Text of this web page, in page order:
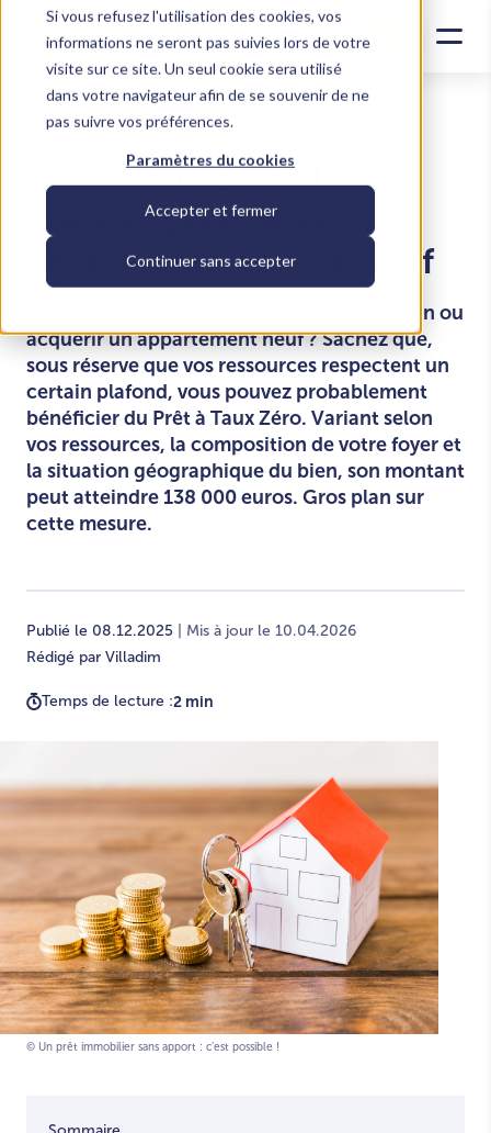
Si vous refusez l'utilisation des cookies, vos
informations ne seront pas suivies lors de votre
visite sur ce site. Un seul cookie sera utilisé
dans votre navigateur afin de se souvenir de ne
pas suivre vos préférences.
Paramètres du cookies
Accepter et fermer
Continuer sans accepter
Acheter un logement neuf
Prêt à taux zéro : le
booster pour devenir
propriétaire dans le neuf
Vous souhaitez faire construire votre maison ou
acquérir un appartement neuf ? Sachez que,
sous réserve que vos ressources respectent un
certain plafond, vous pouvez probablement
bénéficier du Prêt à Taux Zéro. Variant selon
vos ressources, la composition de votre foyer et
la situation géographique du bien, son montant
peut atteindre 138 000 euros. Gros plan sur
cette mesure.
Publié le 08.12.2025
| Mis à jour le 10.04.2026
Rédigé par Villadim
Temps de lecture :2 min
© Un prêt immobilier sans apport : c’est possible !